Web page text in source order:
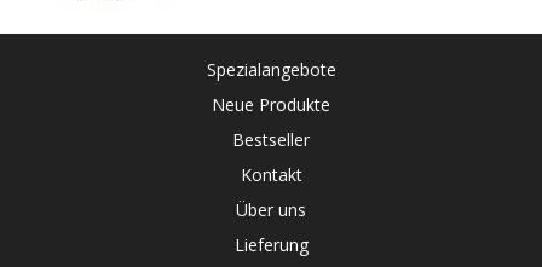
Spezialangebote
Neue Produkte
Bestseller
Kontakt
Über uns
Lieferung